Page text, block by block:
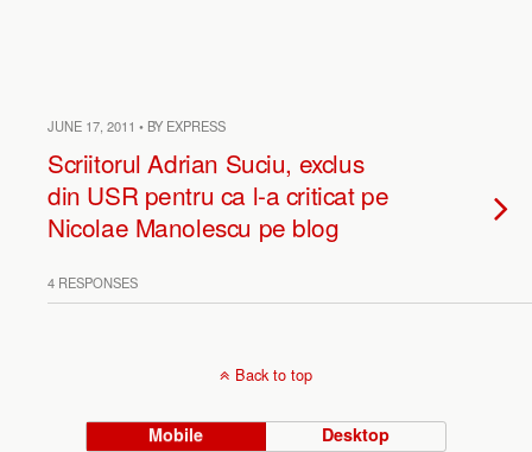
JUNE 17, 2011 • BY EXPRESS
Scriitorul Adrian Suciu, exclus
din USR pentru ca l-a criticat pe
Nicolae Manolescu pe blog
4 RESPONSES
Back to top
Mobile Desktop